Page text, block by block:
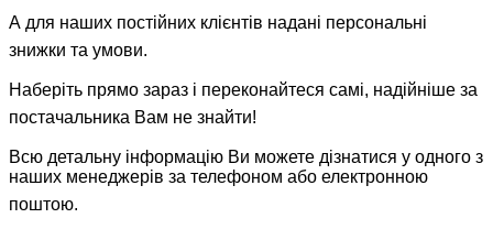
А для наших постійних клієнтів надані персональні
знижки та умови.
Наберіть прямо зараз і переконайтеся самі, надійніше за
постачальника Вам не знайти!
Всю детальну інформацію Ви можете дізнатися у одного з
наших менеджерів за телефоном або електронною
поштою.